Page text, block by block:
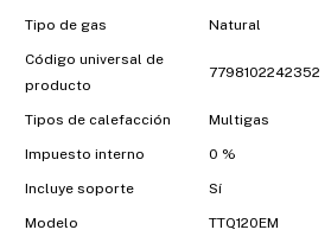
Tipo de gas Natural
Código universal de
producto
7798102242352
Tipos de calefacción Multigas
Impuesto interno 0 %
Incluye soporte Sí
Modelo TTQ120EM